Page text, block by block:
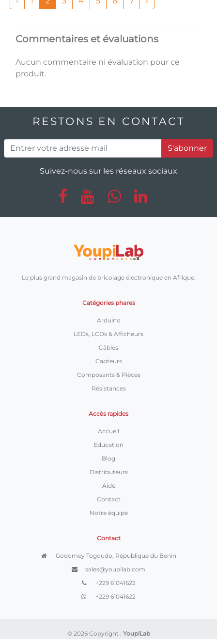
Commentaires et évaluations
Aucun commentaire ni évaluation pour ce
produit.
RESTONS EN CONTACT
S'abonner
Suivez-nous sur les réseaux sociaux
Le plus grand magasin de bricolage électronique en Afrique.
Catégories phares
Arduino
LEDs, LCDs & Afficheurs
Câbles
Capteurs
Composants & Pièces
Résistances
Accès rapides
Accueil
Education
Blog
Distributeurs
Aide
Contact
Notre équipe
Contact
Godomey Togoudo, République du Benin
sales@youpilab.com
+229 61041622
+229 61041622
© 2026 Copyright : YoupiLab